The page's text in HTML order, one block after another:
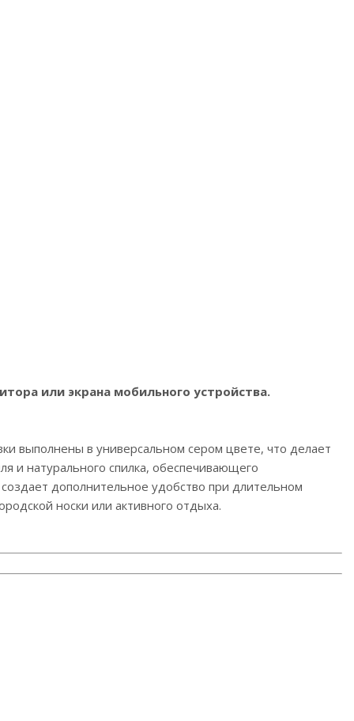
или экрана мобильного устройства.
выполнены в универсальном сером цвете, что делает
и натурального спилка, обеспечивающего
дополнительное удобство при длительном
носки или активного отдыха.